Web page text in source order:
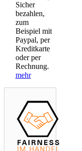
Sicher
bezahlen,
zum
Beispiel mit
Paypal, per
Kreditkarte
oder per
Rechnung.
mehr